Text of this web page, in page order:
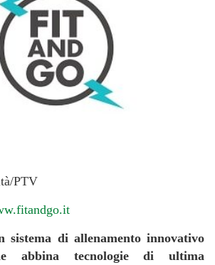
PTV
sistema di allenamento innovativo
abbina tecnologie di ultima